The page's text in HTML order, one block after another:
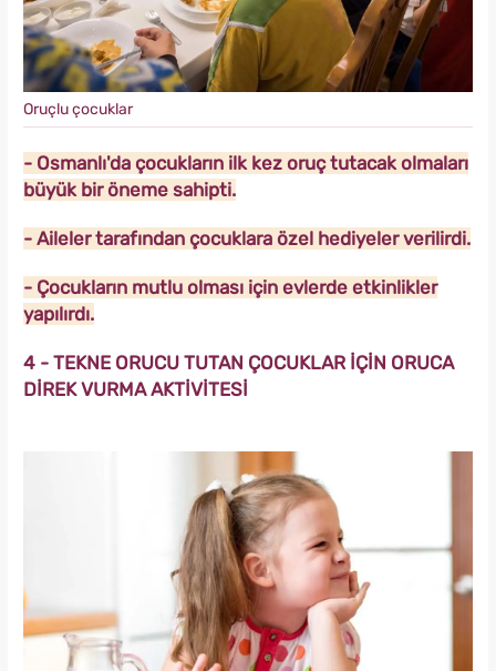
Oruçlu çocuklar
- Osmanlı'da çocukların ilk kez oruç tutacak olmaları
büyük bir öneme sahipti.
- Aileler tarafından çocuklara özel hediyeler verilirdi.
- Çocukların mutlu olması için evlerde etkinlikler
yapılırdı.
4 - TEKNE ORUCU TUTAN ÇOCUKLAR İÇİN ORUCA
DİREK VURMA AKTİVİTESİ